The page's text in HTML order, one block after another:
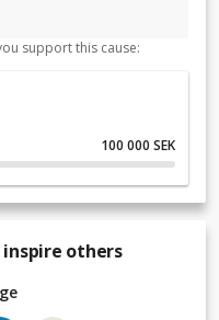
support this cause:
100 000 SEK
others